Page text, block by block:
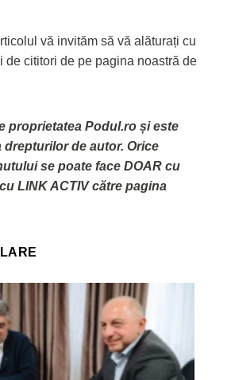
vă invităm să vă alăturați cu
de cititori de pe pagina noastră de
proprietatea Podul.ro și este
drepturilor de autor. Orice
se poate face DOAR cu
LINK ACTIV către pagina